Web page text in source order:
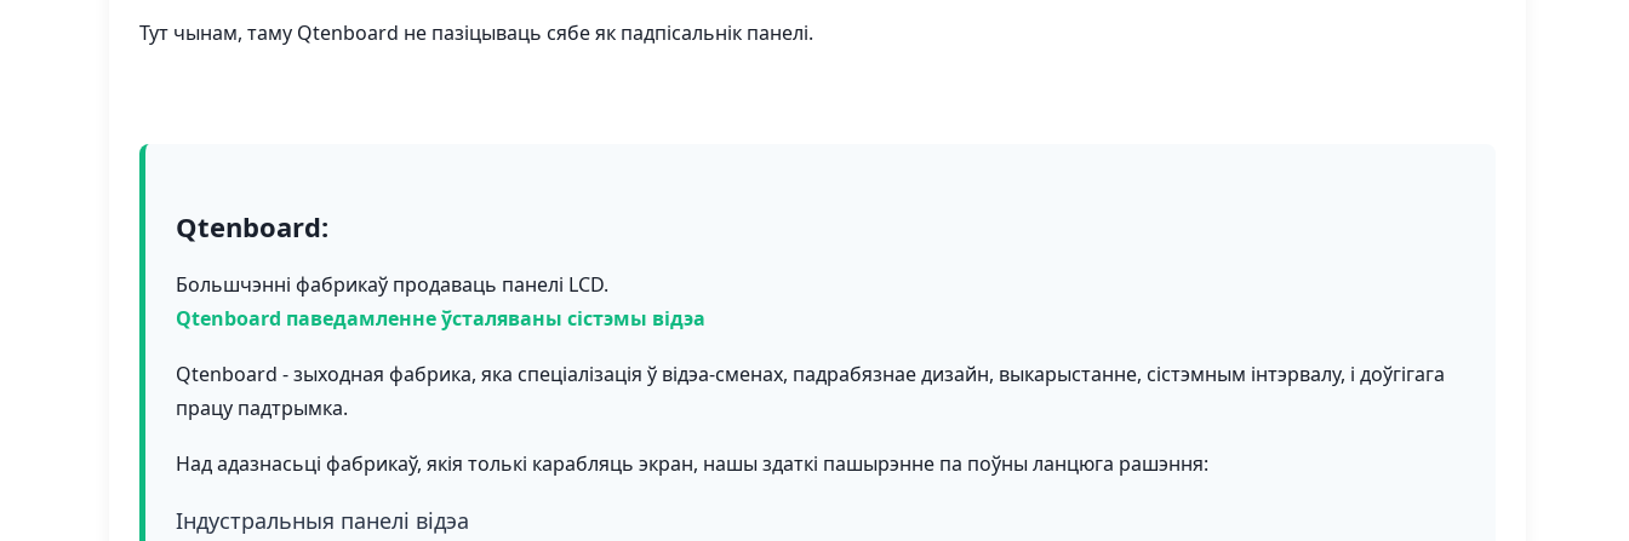
Тут чынам, таму Qtenboard не пазіцываць сябе як падпісальнік панелі.
Qtenboard:
Большчэнні фабрикаў продаваць панелі LCD.
Qtenboard паведамленне ўсталяваны сістэмы відэа
Qtenboard - зыходная фабрика, яка спеціалізація ў відэа-сменах, падрабязнае дизайн, выкарыстанне, сістэмным інтэрвалу, і доўгігага
працу падтрымка.
Над адазнасьці фабрикаў, якія толькі карабляць экран, нашы здаткі пашырэнне па поўны ланцюга рашэння:
Індустральныя панелі відэа